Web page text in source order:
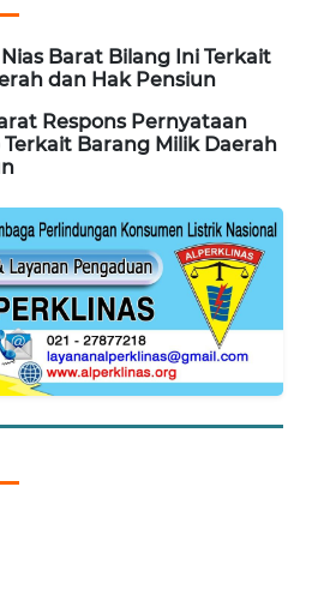
Barat Bilang Ini Terkait
dan Hak Pensiun
Respons Pernyataan
Barang Milik Daerah